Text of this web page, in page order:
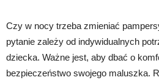
Czy w nocy trzeba zmieniać
pytanie zależy od indywidualnych
dziecka. Ważne jest, aby dbać o
bezpieczeństwo swojego maluszka.